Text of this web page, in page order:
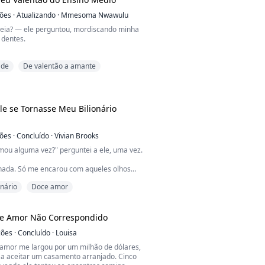
percebeu tarde demais o amor altruísta
e torturada, e todos os seus bens
por sua prima cruel, Trixson Dale, e pelo
·Atualizando · Mmesoma Nwawulu
— ele perguntou, mordiscando minha
sentindo. Um minuto atrás, eu tinha
— ele perguntou de novo, a voz um
De valentão a amante
se Tornasse Meu Bilionário
·Concluído ·Vivian Brooks
alguma vez?" perguntei a ele, uma vez.
Só me encarou com aqueles olhos
de resgate e afundava como uma pedra.
Hayes acreditou que o marido
Doce amor
Amor Não Correspondido
·Concluído · Louisa
me largou por um milhão de dólares,
aceitar um casamento arranjado. Cinco